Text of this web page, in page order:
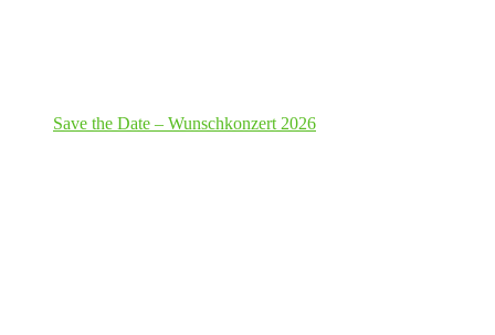
Save the Date – Wunschkonzert 2026